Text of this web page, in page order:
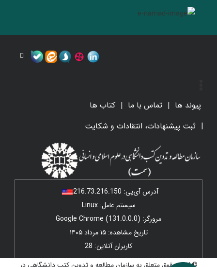
پیوند ها تماس با ما
کتاب ها
ثبت پیشنهادات، انتقادات و شکایت
آدرس آی‌پی: 216.73.216.150
سیستم عامل: Linux
مرورگر: Google Chrome (131.0.0.0)
تاریخ مشاهده: ۱۵ مرداد ۱۴۰۵
کاربران آنلاین: 28